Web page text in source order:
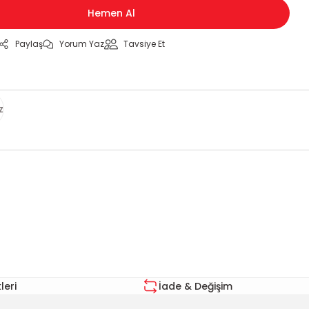
Hemen Al
Paylaş Yorum Yaz Tavsiye Et
İade & Değişim